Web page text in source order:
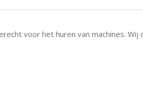
voor het huren van machines.